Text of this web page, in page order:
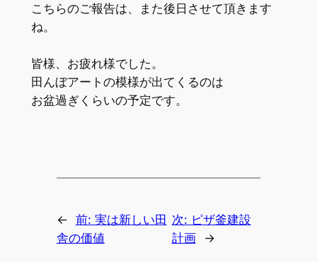
こちらのご報告は、また後日させて頂きます
ね。
皆様、お疲れ様でした。
田んぼアートの模様が出てくるのは
お盆過ぎくらいの予定です。
← 前: 実は新しい田
舎の価値
次: ピザ釜建設
計画
→